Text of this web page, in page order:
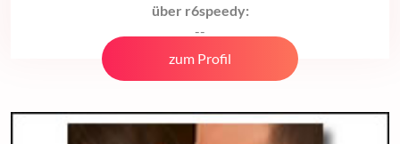
über r6speedy:
--
zum Profil